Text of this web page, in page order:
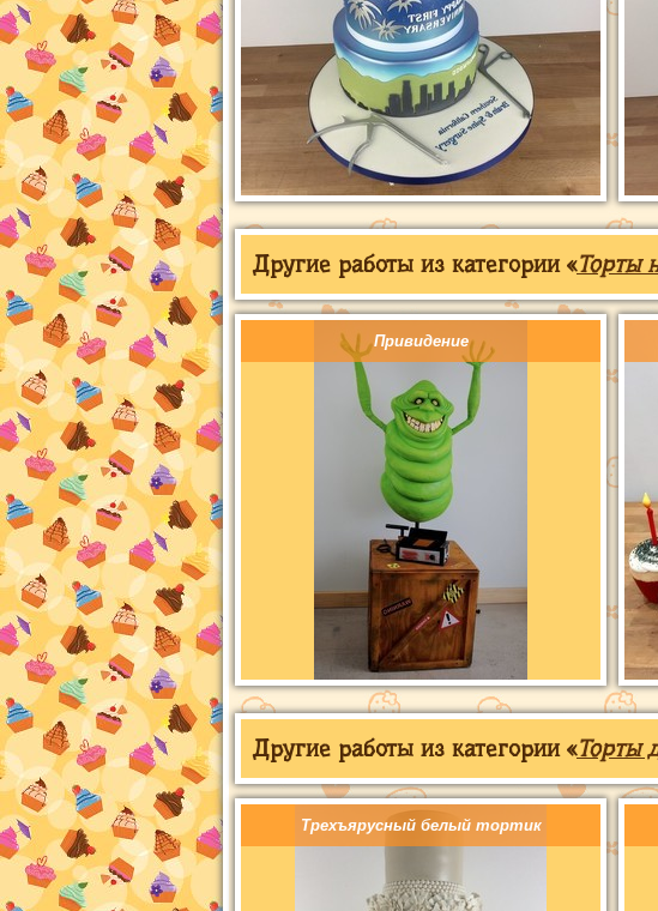
Другие работы из категории «Торты
Привидение
Другие работы из категории «Торты
Трехъярусный белый тортик